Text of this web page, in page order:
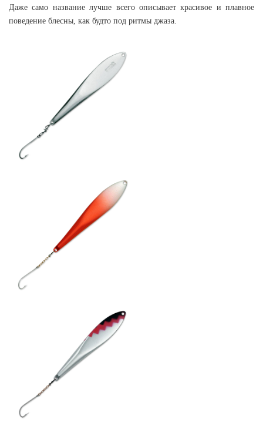
Даже само название лучше всего описывает красивое и плавное
поведение блесны, как будто под ритмы джаза.